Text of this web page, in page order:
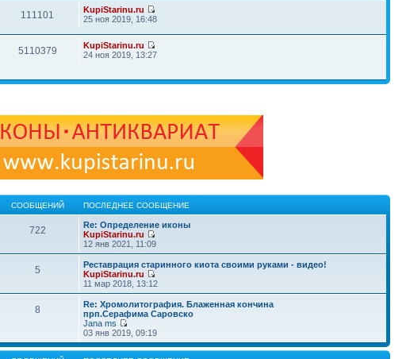
111101
KupiStarinu.ru
25 ноя 2019, 16:48
5110379
KupiStarinu.ru
24 ноя 2019, 13:27
СООБЩЕНИЙ ПОСЛЕДНЕЕ СООБЩЕНИЕ
722
Re: Определение иконы
KupiStarinu.ru
12 янв 2021, 11:09
5
Реставрация старинного киота своими руками - видео!
KupiStarinu.ru
11 мар 2018, 13:12
8
Re: Хромолитография. Блаженная кончина
прп.Серафима Саровско
Jana ms
03 янв 2019, 09:19